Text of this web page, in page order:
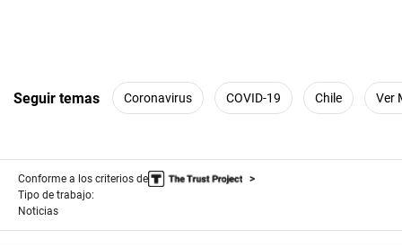
Seguir temas Coronavirus COVID-19 Chile Ver
Conforme a los criterios de
Tipo de trabajo:
Noticias